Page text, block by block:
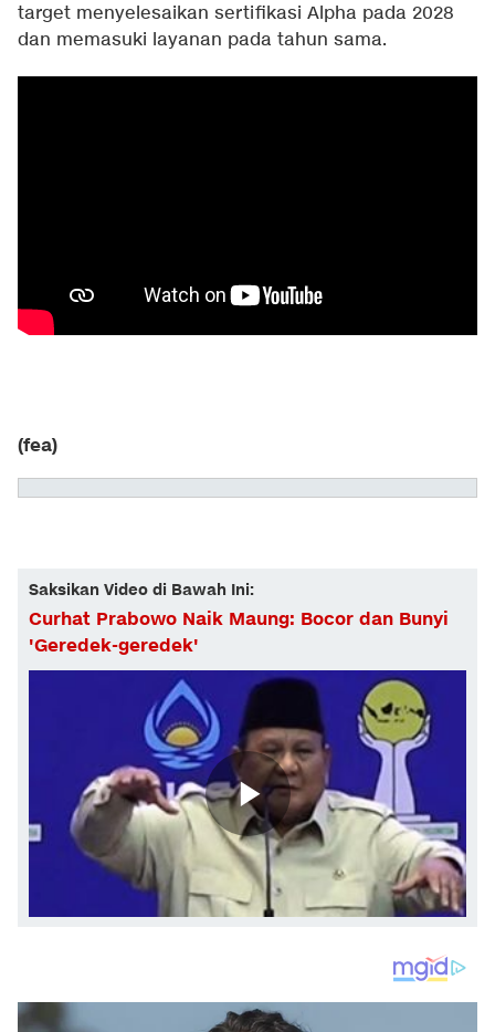
target menyelesaikan sertifikasi Alpha pada 2028
dan memasuki layanan pada tahun sama.
(fea)
Saksikan Video di Bawah Ini:
Curhat Prabowo Naik Maung: Bocor dan Bunyi
'Geredek-geredek'